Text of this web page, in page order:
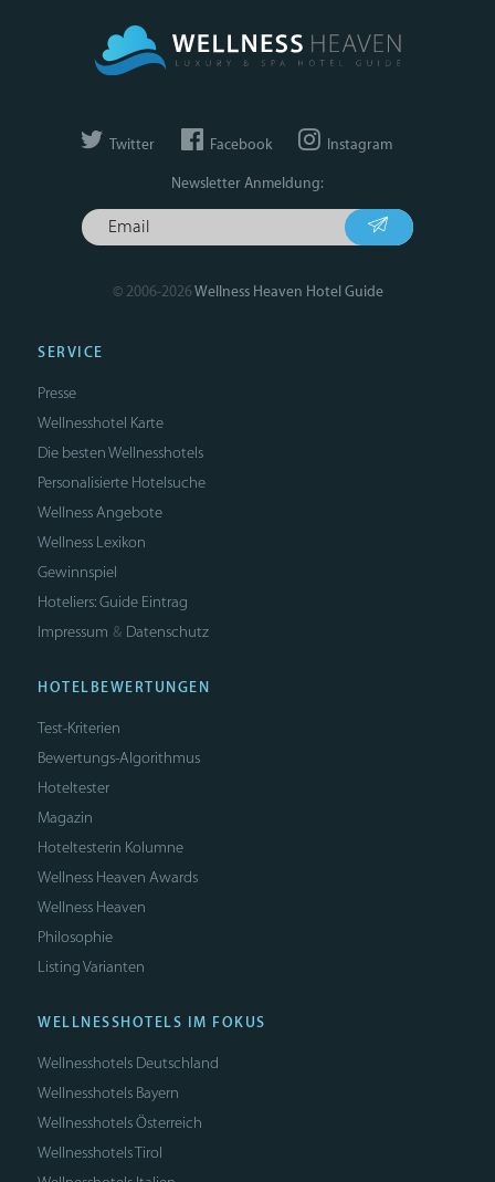
Twitter Facebook Instagram
Newsletter Anmeldung:
© 2006-2026Wellness Heaven Hotel Guide
SERVICE
Presse
Wellnesshotel Karte
Die besten Wellnesshotels
Personalisierte Hotelsuche
Wellness Angebote
Wellness Lexikon
Gewinnspiel
Hoteliers: Guide Eintrag
Impressum & Datenschutz
HOTELBEWERTUNGEN
Test-Kriterien
Bewertungs-Algorithmus
Hoteltester
Magazin
Hoteltesterin Kolumne
Wellness Heaven Awards
Wellness Heaven
Philosophie
Listing Varianten
WELLNESSHOTELS IM FOKUS
Wellnesshotels Deutschland
Wellnesshotels Bayern
Wellnesshotels Österreich
Wellnesshotels Tirol